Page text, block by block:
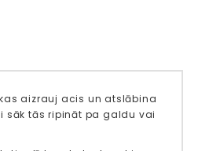
aizrauj acis un atslābina
sāk tās ripināt pa galdu vai